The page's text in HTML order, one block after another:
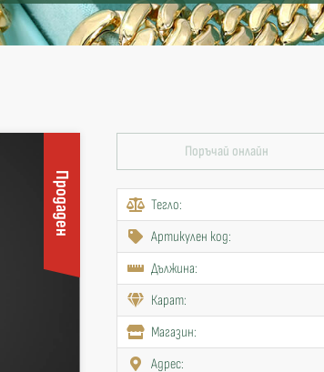
Продаден
Поръчай онлайн
Тегло:
Артикулен код:
Дължина:
Карат:
Mагазин:
Адрес: